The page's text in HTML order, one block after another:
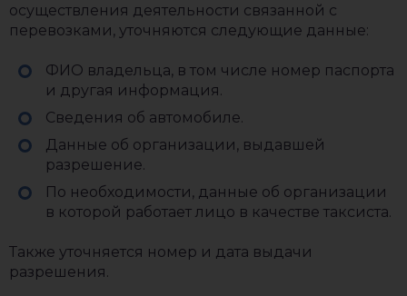
осуществления деятельности связанной с
перевозками, уточняются следующие данные:
ФИО владельца, в том числе номер паспорта
и другая информация.
Сведения об автомобиле.
Данные об организации, выдавшей
разрешение.
По необходимости, данные об организации
в которой работает лицо в качестве таксиста.
Также уточняется номер и дата выдачи
разрешения.